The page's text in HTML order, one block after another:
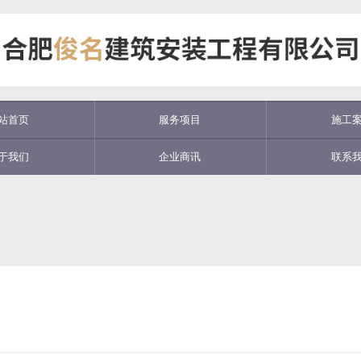
首页 服务项目 施工
我们 企业商讯 联系